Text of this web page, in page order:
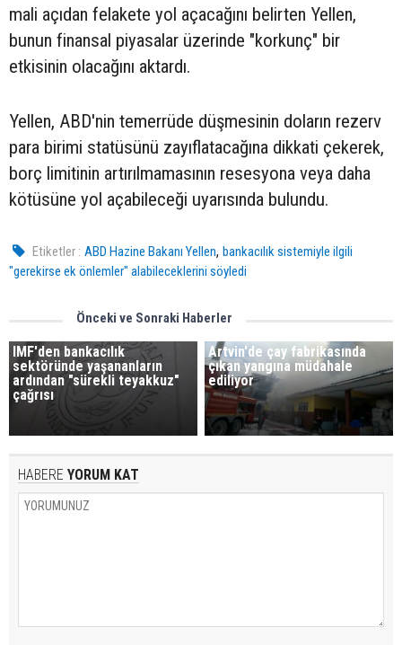
mali açıdan felakete yol açacağını belirten Yellen,
bunun finansal piyasalar üzerinde "korkunç" bir
etkisinin olacağını aktardı.
Yellen, ABD'nin temerrüde düşmesinin doların rezerv
para birimi statüsünü zayıflatacağına dikkati çekerek,
borç limitinin artırılmamasının resesyona veya daha
kötüsüne yol açabileceği uyarısında bulundu.
Etiketler : ABD Hazine Bakanı Yellen,bankacılık sistemiyle ilgili
"gerekirse ek önlemler" alabileceklerini söyledi
Önceki ve Sonraki Haberler
IMF'den bankacılık
sektöründe yaşananların
ardından "sürekli teyakkuz"
çağrısı
Artvin'de çay fabrikasında
çıkan yangına müdahale
ediliyor
HABERE YORUM KAT